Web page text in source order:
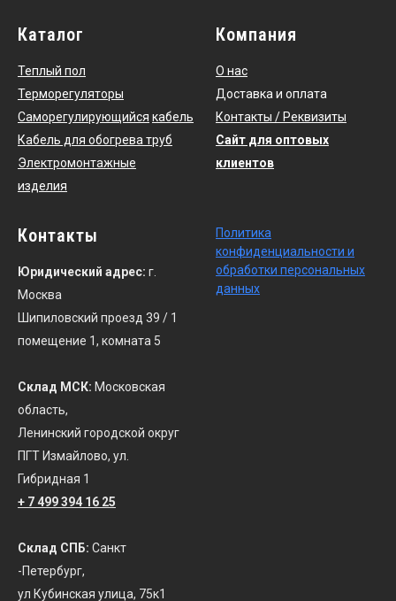
Каталог
Теплый пол
Терморегуляторы
Саморегулирующийся кабель
Кабель для обогрева труб
Электромонтажные
изделия
Компания
О нас
Доставка и оплата
Контакты / Реквизиты
Сайт для оптовых
клиентов
Контакты
Юридический адрес: г.
Москва
Шипиловский проезд 39 / 1
помещение 1, комната 5
Склад МСК: Московская
область,
Ленинский городской округ
ПГТ Измайлово, ул.
Гибридная 1
+ 7 499 394 16 25
Склад СПБ: Санкт
-Петербург,
ул Кубинская улица, 75к1
Политика
конфиденциальности и
обработки персональных
данных